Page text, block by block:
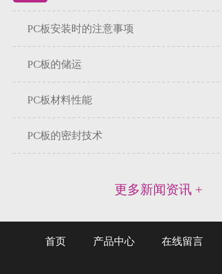
PC板安装时的注意事项
PC板的储运
PC板材料性能
PC板的密封技术
更多新闻资讯 +
首页 产品中心 在线留言